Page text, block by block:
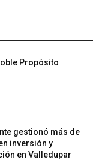
Propósito
gestionó más de
inversión y
en Valledupar